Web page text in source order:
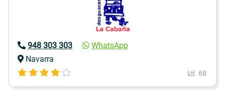
948 303 303
WhatsApp
Navarra
68